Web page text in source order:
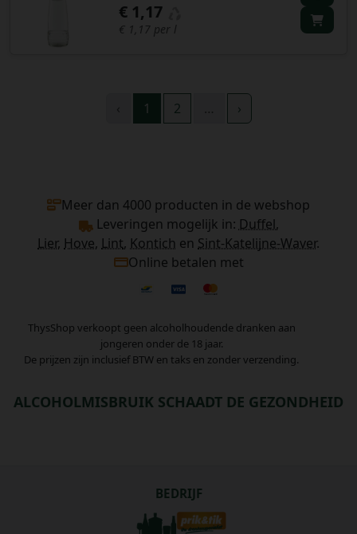
€ 1,17
€ 1,17 per l
1 2 … ›
Meer dan 4000 producten in de webshop
Leveringen mogelijk in: Duffel,
Lier, Hove, Lint, Kontich en Sint-Katelijne-Waver.
Online betalen met
ThysShop verkoopt geen alcoholhoudende dranken aan
jongeren onder de 18 jaar.
De prijzen zijn inclusief BTW en taks en zonder verzending.
ALCOHOLMISBRUIK SCHAADT DE GEZONDHEID
BEDRIJF